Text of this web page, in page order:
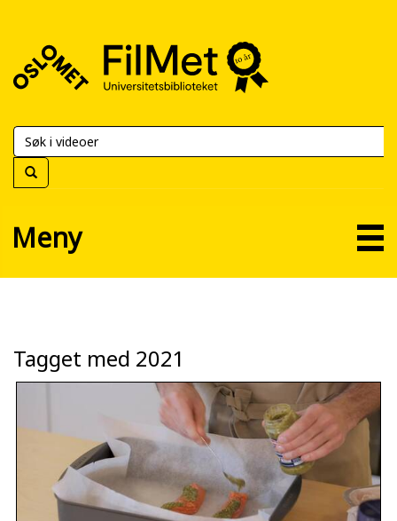
FilMet
Universitetsbiblioteket
Meny
Tagget med 2021